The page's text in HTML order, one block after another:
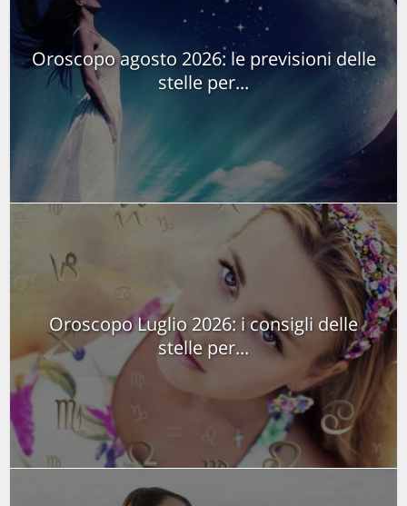
Oroscopo agosto 2026: le previsioni delle
stelle per...
Oroscopo Luglio 2026: i consigli delle
stelle per...